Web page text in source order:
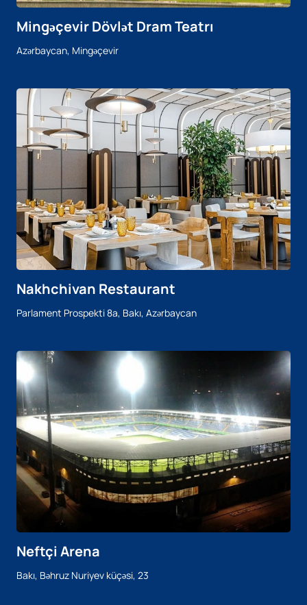
Mingəçevir Dövlət Dram Teatrı
Azərbaycan, Mingəçevir
Nakhchivan Restaurant
Parlament Prospekti 8a, Bakı, Azərbaycan
Neftçi Arena
Bakı, Bəhruz Nuriyev küçəsi, 23